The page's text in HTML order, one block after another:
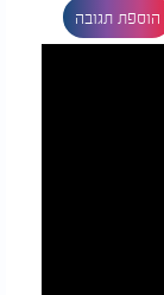
הוספת תגובה